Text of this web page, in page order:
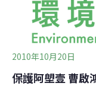
我們的生活肯定會
失去乾淨的河水與
2010年10月20日
保護阿塱壹 曹啟